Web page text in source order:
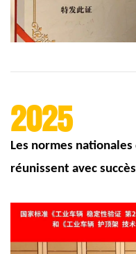
2025
Les normes
réunissent avec